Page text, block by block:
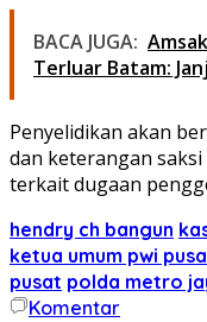
BACA JUGA:
Terluar Batam:
Penyelidikan akan
dan keterangan
terkait dugaan
hendry ch bangun
ketua umum pwi
pusat polda metro
Komentar